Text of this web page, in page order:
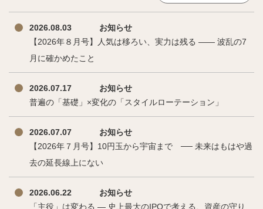
2026.08.03
お知らせ
【2026年８月号】人気は移ろい、実力は残る ―― 波乱の7
月に確かめたこと
2026.07.17
お知らせ
普遍の「基礎」×変化の「スタイルローテーション」
2026.07.07
お知らせ
【2026年７月号】10円玉から宇宙まで ── 未来はもはや過
去の延長線上にない
2026.06.22
お知らせ
「主役」は変わる ― 史上最大のIPOで考える、資産の守り